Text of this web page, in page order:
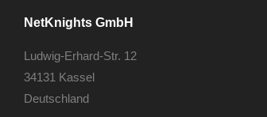
NetKnights GmbH
Ludwig-Erhard-Str. 12
34131 Kassel
Deutschland